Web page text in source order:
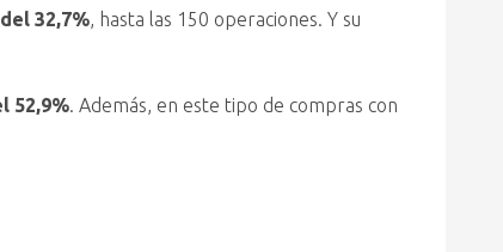
32,7%, hasta las 150 operaciones. Y su
52,9%. Además, en este tipo de compras con